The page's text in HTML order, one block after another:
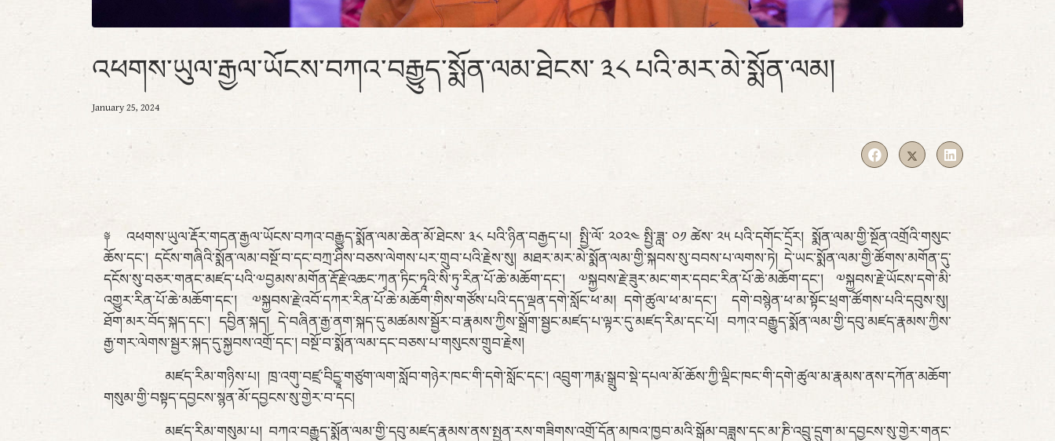
འཕགས་ཡུལ་རྒྱལ་ཡོངས་བཀའ་བརྒྱུད་སྨོན་ལམ་ཐེངས་ ༣༨ པའི་མར་མེ་སྨོན་ལམ།
January 25, 2024
༈ འཕགས་ཡུལ་རྡོར་གདན་རྒྱལ་ཡོངས་བཀའ་བརྒྱུད་སྨོན་ལམ་ཆེན་མོ་ཐེངས་ ༣༨ པའི་ཉིན་བརྒྱད་པ། སྤྱི་ལོ་ ༢༠༢༤ སྤྱི་ཟླ་ ༠༡ ཚེས་ ༢༥ པའི་དགོང་དྲོར། སྨོན་ལམ་གྱི་སྔོན་འགྲོའི་གསུང་
ཆོས་དང་། དངོས་གཞིའི་སྨོན་ལམ་བསྔོ་བ་དང་བཀྲ་ཤིས་བཅས་ལེགས་པར་གྲུབ་པའི་རྗེས་སུ། མཐར་མར་མེ་སྨོན་ལམ་གྱི་སྐབས་སུ་བབས་པ་ལགས་ཏེ། དེ་ཡང་སྨོན་ལམ་གྱི་ཚོགས་མགོན་དུ་
དངོས་སུ་བཅར་གནང་མཛད་པའི་༧བྱམས་མགོན་རྡོ་རྗེ་འཆང་ཀྭན་ཏིང་ཏཱའི་སི་ཏུ་རིན་པོ་ཆེ་མཆོག་དང་། ༧སྐྱབས་རྗེ་ཟུར་མང་གར་དབང་རིན་པོ་ཆེ་མཆོག་དང་། ༧སྐྱབས་རྗེ་ཡོངས་དགེ་མི་
འགྱུར་རིན་པོ་ཆེ་མཆོག་དང་། ༧སྐྱབས་རྗེ་འབོ་དཀར་རིན་པོ་ཆེ་མཆོག་གིས་གཙོས་པའི་དད་ལྡན་དགེ་སློང་ཕ་མ། དགེ་ཚུལ་ཕ་མ་དང་། དགེ་བསྙེན་ཕ་མ་སྟོང་ཕྲག་ཚོགས་པའི་དབུས་སུ།
ཐོག་མར་བོད་སྐད་དང་། དབྱིན་སྐད། དེ་བཞིན་རྒྱ་ནག་སྐད་དུ་མཚམས་སྦྱོར་བ་རྣམས་ཀྱིས་སྒྲོག་སྦྱང་མཛད་པ་ལྟར་དུ་མཛད་རིམ་དང་པོ། བཀའ་བརྒྱུད་སྨོན་ལམ་གྱི་དབུ་མཛད་རྣམས་ཀྱིས་
རྒྱ་གར་ལེགས་སྦྱར་སྐད་དུ་སྐྱབས་འགྲོ་དང་། བསྔོ་བ་སྨོན་ལམ་དང་བཅས་པ་གསུངས་གྲུབ་རྗེས།
མཛད་རིམ་གཉིས་པ། ཁྲ་འགུ་བཛྲ་བིདྱཱ་གཙུག་ལག་སློབ་གཉེར་ཁང་གི་དགེ་སློང་དང་། འབྲུག་ཀརྨ་སྒྲུབ་སྡེ་དཔལ་མོ་ཆོས་ཀྱི་ལྡིང་ཁང་གི་དགེ་ཚུལ་མ་རྣམས་ནས་དཀོན་མཆོག་
གསུམ་གྱི་བསྟད་དབྱངས་སྙན་མོ་དབྱངས་སུ་གྱེར་བ་དང།
མཛད་རིམ་གསུམ་པ། བཀའ་བརྒྱུད་སྨོན་ལམ་གྱི་དབུ་མཛད་རྣམས་ནས་སྤྱན་རས་གཟིགས་འགྲོ་དོན་མཁའ་ཁྱབ་མའི་སྒོམ་བཟླས་དང་མ་ཎི་འབྲུ་དྲུག་མ་དབྱངས་སུ་གྱེར་གནང་